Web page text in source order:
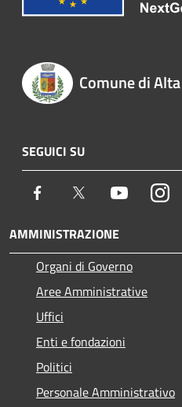
Comune di
SEGUICI SU
Facebook Twitter Youtube
AMMINISTRAZIONE
Organi di Governo
Aree Amministrative
Uffici
Enti e fondazioni
Politici
Personale Amministrativo